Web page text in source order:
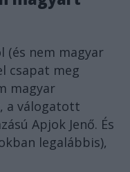
(és nem magyar
csapat meg
magyar
a válogatott
Apjok Jenő. És
legalábbis),